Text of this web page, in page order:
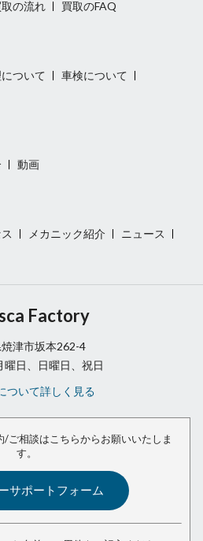
取の流れ 買取のFAQ
ついて
車検について
動画
メカニック紹介
ニュース
Factory
津市坂本262-4
曜日、日曜日、祝日
ついて詳しく見る
/ご相談は こちらからお願いいたしま
す。
サポートフォーム